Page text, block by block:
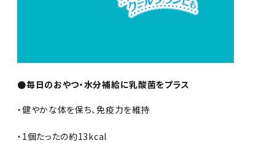
●毎日のおやつ・水分補給に乳酸菌をプラス
・健やかな体を保ち、免疫力を維持
・1個たったの約13kcal